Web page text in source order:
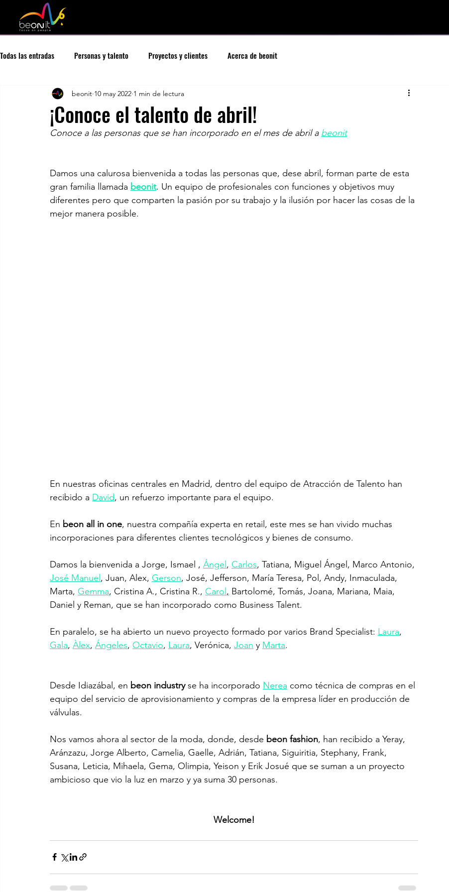
Todas las entradas Personas y talento Proyectos y clientes Acerca de beonit
¡Conoce el talento de abril!
beonit 10 may 2022 1 min de lectura
Conoce a las personas que se han incorporado en el mes de abril a beonit
Damos una calurosa bienvenida a todas las personas que, dese abril, forman parte de esta
gran familia llamada beonit. Un equipo de profesionales con funciones y objetivos muy
diferentes pero que comparten la pasión por su trabajo y la ilusión por hacer las cosas de la
mejor manera posible.
En nuestras oficinas centrales en Madrid, dentro del equipo de Atracción de Talento han
recibido a David, un refuerzo importante para el equipo.
En beon all in one, nuestra compañía experta en retail, este mes se han vivido muchas
incorporaciones para diferentes clientes tecnológicos y bienes de consumo.
Damos la bienvenida a Jorge, Ismael , Ángel, Carlos, Tatiana, Miguel Ángel, Marco Antonio,
José Manuel, Juan, Alex, Gerson, José, Jefferson, María Teresa, Pol, Andy, Inmaculada,
Marta, Gemma, Cristina A., Cristina R., Carol, Bartolomé, Tomás, Joana, Mariana, Maia,
Daniel y Reman, que se han incorporado como Business Talent.
En paralelo, se ha abierto un nuevo proyecto formado por varios Brand Specialist: Laura,
Gala, Àlex, Ángeles, Octavio, Laura, Verónica, Joan y Marta.
Desde Idiazábal, en beon industry se ha incorporado Nerea como técnica de compras en el
equipo del servicio de aprovisionamiento y compras de la empresa líder en producción de
válvulas.
Nos vamos ahora al sector de la moda, donde, desde beon fashion, han recibido a Yeray,
Aránzazu, Jorge Alberto, Camelia, Gaelle, Adrián, Tatiana, Siguiritia, Stephany, Frank,
Susana, Leticia, Mihaela, Gema, Olimpia, Yeison y Erik Josué que se suman a un proyecto
ambicioso que vio la luz en marzo y ya suma 30 personas.
Welcome!